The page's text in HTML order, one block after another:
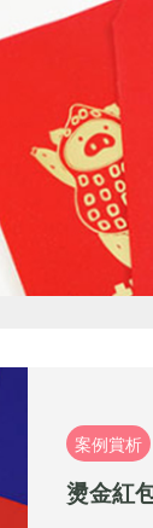
案例賞析
燙金紅